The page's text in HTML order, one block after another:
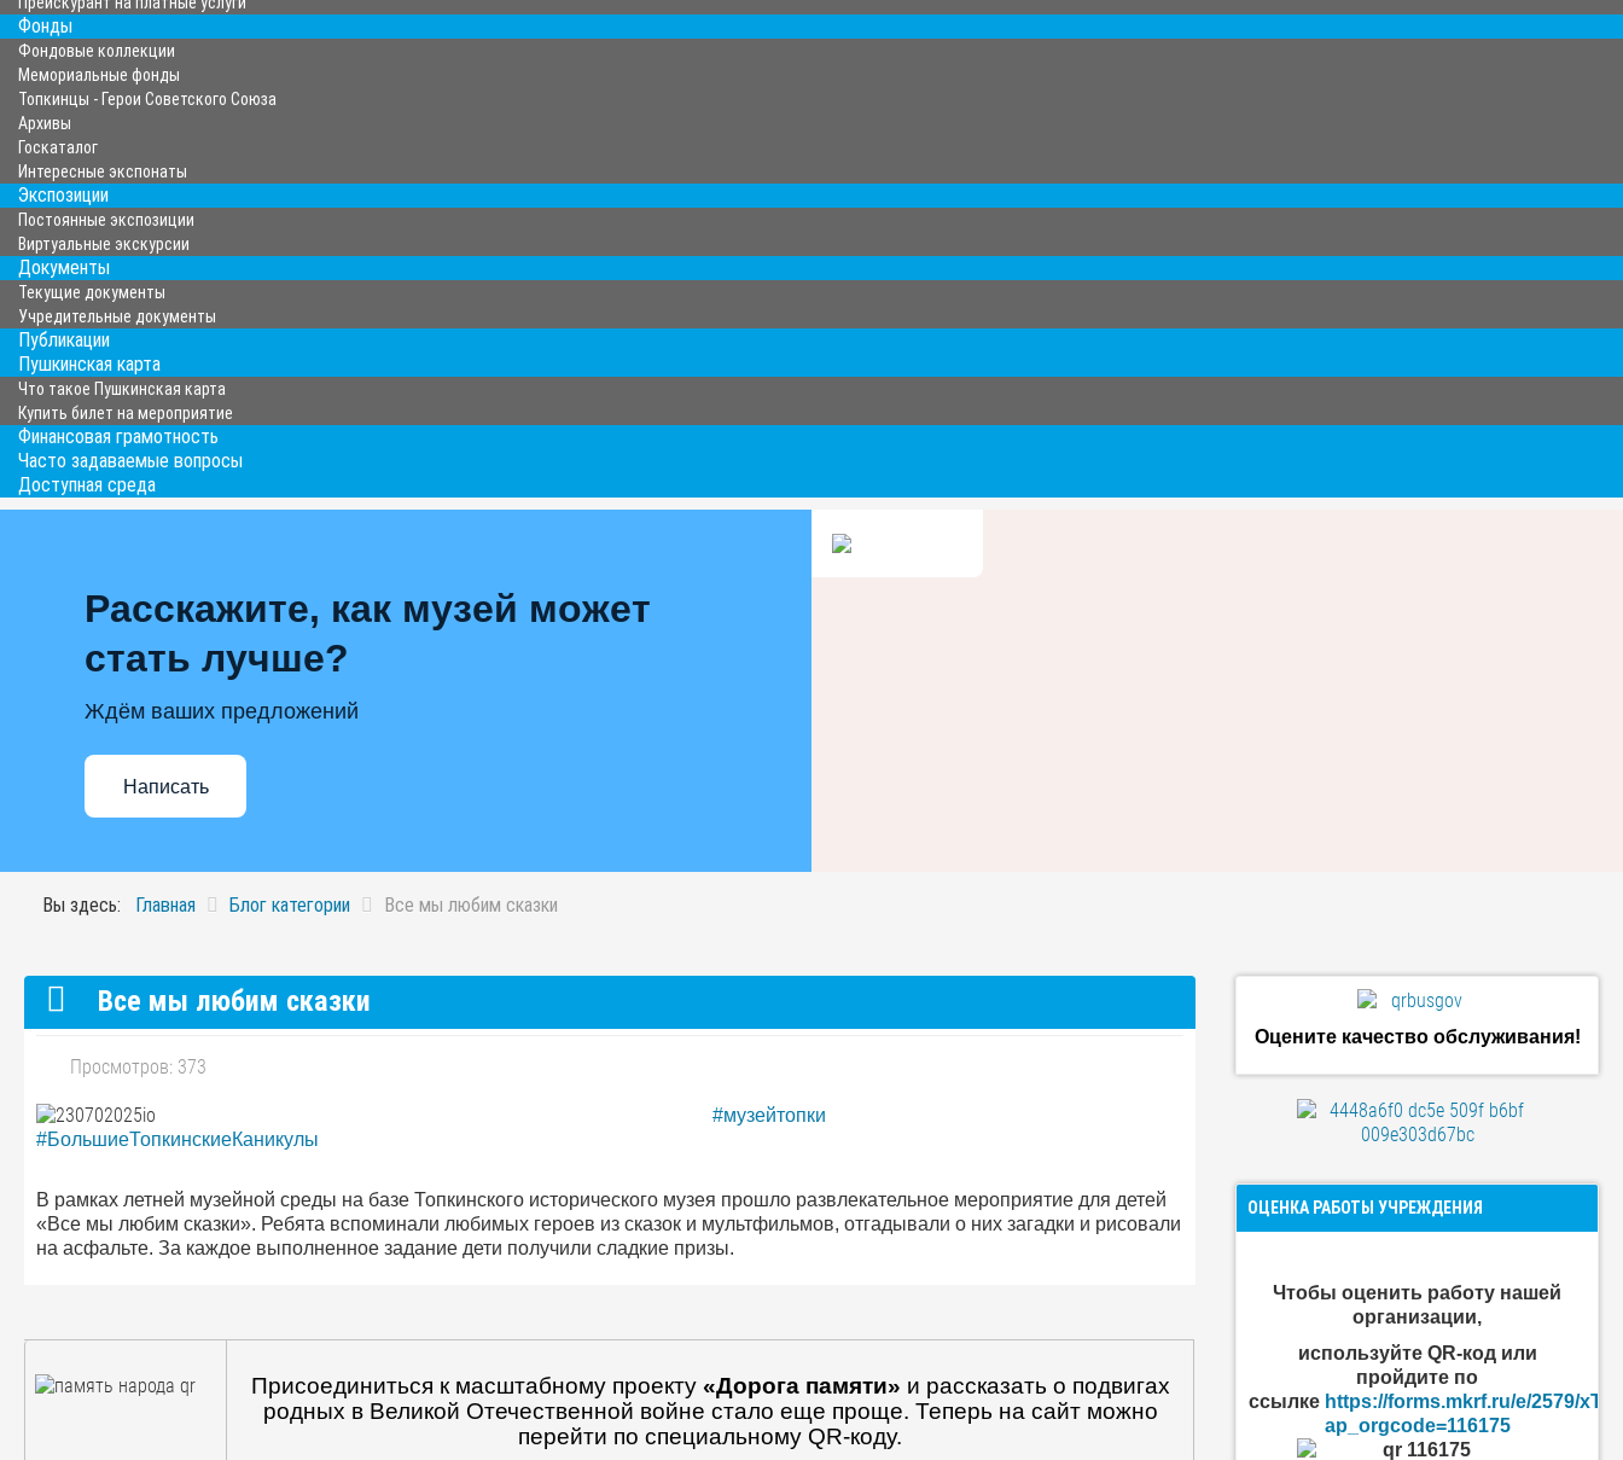
Фонды
Фондовые коллекции
Мемориальные фонды
Топкинцы - Герои Советского Союза
Архивы
Госкаталог
Интересные экспонаты
Экспозиции
Постоянные экспозиции
Виртуальные экскурсии
Документы
Текущие документы
Учредительные документы
Публикации
Пушкинская карта
Что такое Пушкинская карта
Купить билет на мероприятие
Финансовая грамотность
Часто задаваемые вопросы
Доступная среда
Расскажите, как музей может
стать лучше?
Ждём ваших предложений
Написать
Вы здесь: Главная Блог категории Все мы любим сказки
Все мы любим сказки
Просмотров: 373
#музейтопки
#БольшиеТопкинскиеКаникулы
В рамках летней музейной среды на базе Топкинского исторического музея прошло развлекательное мероприятие для детей
«Все мы любим сказки». Ребята вспоминали любимых героев из сказок и мультфильмов, отгадывали о них загадки и рисовали
на асфальте. За каждое выполненное задание дети получили сладкие призы.
Присоединиться к масштабному проекту «Дорога памяти» и рассказать о подвигах
родных в Великой Отечественной войне стало еще проще. Теперь на сайт можно
перейти по специальному QR-коду.
Оцените качество обслуживания!
ОЦЕНКА РАБОТЫ УЧРЕЖДЕНИЯ
Чтобы оценить работу нашей
организации,
используйте QR-код или
пройдите по
ссылке https://forms.mkrf.ru/e/2579/
ap_orgcode=116175